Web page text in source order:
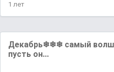
1 лет
Декабрь❄❄❄ самый
пусть он...